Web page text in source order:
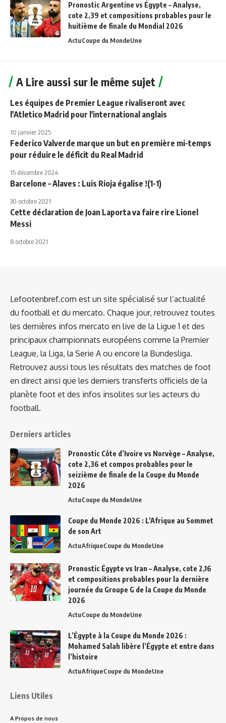
Pronostic Argentine vs Égypte – Analyse,
cote 2,39 et compositions probables pour le
huitième de finale du Mondial 2026
ActuCoupe du MondeUne
A Lire aussi sur le même sujet
Les équipes de Premier League rivaliseront avec
l'Atletico Madrid pour l'international anglais
10 janvier 2025
Federico Valverde marque un but en première mi-temps
pour réduire le déficit du Real Madrid
15 décembre 2024
Barcelone – Alaves : Luis Rioja égalise !(1-1)
30 octobre 2021
Cette déclaration de Joan Laporta va faire rire Lionel
Messi
8 octobre 2021
Lefootenbref.com est un site spécialisé sur l’actualité
du football et du mercato. Chaque jour, retrouvez toutes
les dernières infos mercato en live de la Ligue 1 et des
principaux championnats européens comme la Premier
League, la Liga, la Serie A ou encore la Bundesliga.
Retrouvez aussi tous les résultats des matches de foot
en direct ainsi que les derniers transferts officiels de la
planète foot et des infos insolites sur les acteurs du
football.
Derniers articles
Pronostic Côte d’Ivoire vs Norvège – Analyse,
cote 2,36 et compos probables pour le
seizième de finale de la Coupe du Monde
2026
ActuCoupe du MondeUne
Coupe du Monde 2026 : L’Afrique au Sommet
de son Art
ActuAfriqueCoupe du MondeUne
Pronostic Égypte vs Iran – Analyse, cote 2,16
et compositions probables pour la dernière
journée du Groupe G de la Coupe du Monde
2026
ActuCoupe du MondeUne
L’Égypte à la Coupe du Monde 2026 :
Mohamed Salah libère l’Égypte et entre dans
l’histoire
ActuAfriqueCoupe du MondeUne
Liens Utiles
A Propos de nous